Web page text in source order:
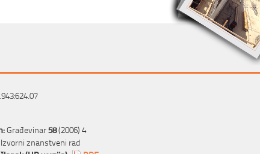
Građevinar58(2006) 4
Izvorni znanstveni rad